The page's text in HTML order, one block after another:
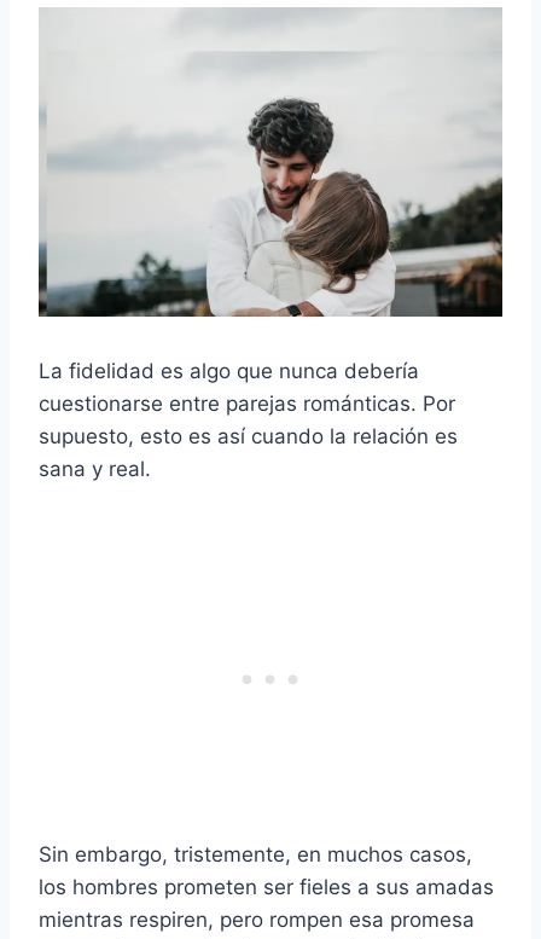
La fidelidad es algo que nunca debería
cuestionarse entre parejas románticas. Por
supuesto, esto es así cuando la relación es
sana y real.
Sin embargo, tristemente, en muchos casos,
los hombres prometen ser fieles a sus amadas
mientras respiren, pero rompen esa promesa